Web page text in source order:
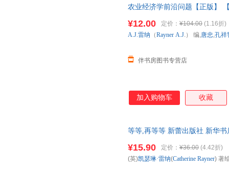
农业经济学前沿问题【正版】
¥12.00 定价： ¥104.00 (1.16折)
伴书房图书专营店
A.J.雷纳 （Rayner A.J.） 编,唐忠,孔祥
加入购物车 收藏
等等,再等等 新蕾出版社 新华
¥15.90 定价： ¥36.00 (4.42折)
(英)凯瑟琳·雷纳(Catherine Rayner) 著